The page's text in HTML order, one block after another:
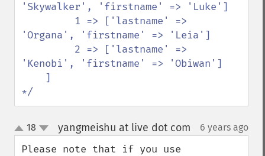
'Skywalker', 'firstname' => 'Luke']
'Organa', 'firstname' => 'Leia']
'Kenobi', 'firstname' => 'Obiwan']
*/
up
down
18 yangmeishu at live dot com 6 years ago
Please note that if you use